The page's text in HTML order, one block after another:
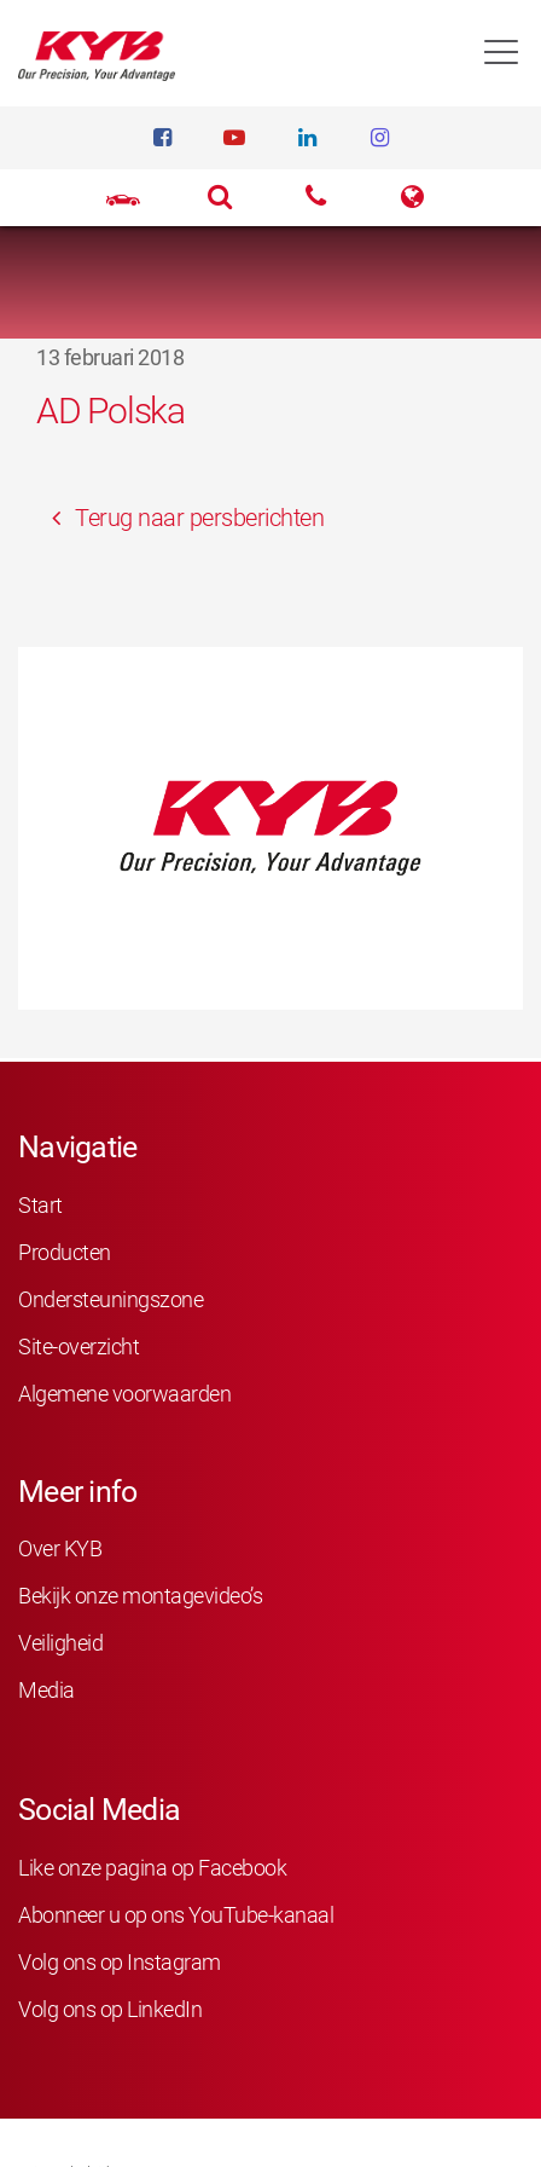
13 februari 2018
AD Polska
Terug naar persberichten
Navigatie
Start
Producten
Ondersteuningszone
Site-overzicht
Algemene voorwaarden
Meer info
Over KYB
Bekijk onze montagevideo’s
Veiligheid
Media
Social Media
Like onze pagina op Facebook
Abonneer u op ons YouTube-kanaal
Volg ons op Instagram
Volg ons op LinkedIn